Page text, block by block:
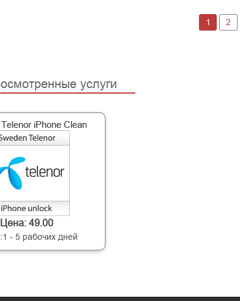
1 2
услуги
iPhone Clean
Цена: 49.00
- 5 рабочих дней